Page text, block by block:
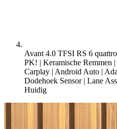
Avant 4.0 TFSI RS 6
PK! | Keramische Remmen
Carplay | Android Auto |
Dodehoek Sensor | Lane
Huidig